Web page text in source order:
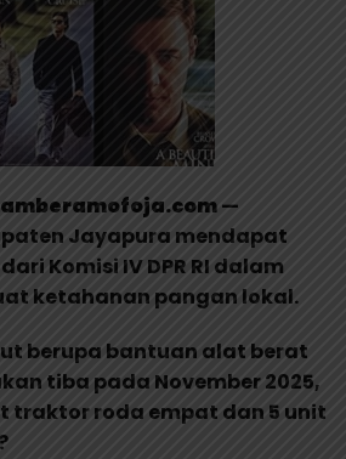
—
Jayapura mendapat
Komisi IV DPR RI dalam
ketahanan pangan lokal.
berupa bantuan alat berat
tiba pada November 2025,
traktor roda empat dan 5 unit